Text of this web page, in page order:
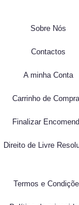
Sobre Nós
Contactos
A minha Conta
Carrinho de
Finalizar
Direito de Livre
Termos e